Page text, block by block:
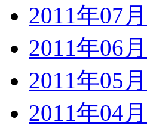
2011年07月
2011年06月
2011年05月
2011年04月